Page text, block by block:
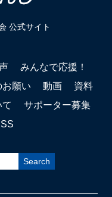
公式サイト
みんなで応援！
願い 動画
資料
サポーター募集